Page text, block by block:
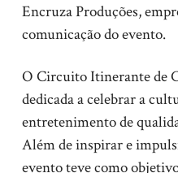
Encruza Produções,
comunicação do evento.
O Circuito Itinerante de
dedicada a celebrar a
entretenimento de
Além de inspirar e
evento teve como